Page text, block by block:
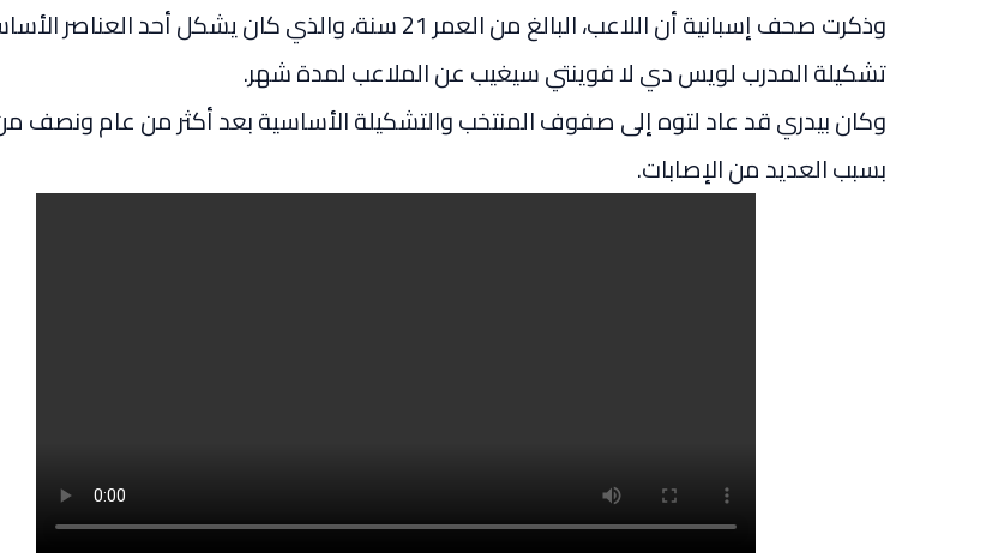
وذكرت صحف إسبانية أن اللاعب، البالغ من العمر 21 سنة، والذي كان يشكل أحد
تشكيلة المدرب لويس دي لا فوينتي سيغيب عن الملاعب لمدة شهر.
وكان بيدري قد عاد لتوه إلى صفوف المنتخب والتشكيلة الأساسية بعد أكثر من عام ونصف
بسبب العديد من الإصابات.